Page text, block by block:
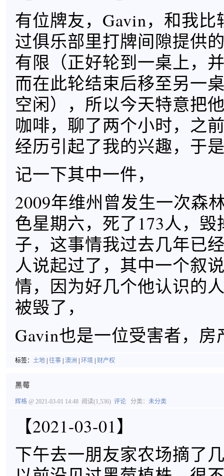
有位牌友，Gavin，和我比
过俱乐部里打牌间隙提供
有限（正好轮到一桌上，
而在此轮结束后移至另一
空闲），所以今天特意把
咖啡，聊了两个小时，之
经历引起了我的兴趣，于
记一下其中一件，
2009年维州曾发生一次森
色星期六，死了173人，毁
子，这事情我过去几年已
人说起过了，其中一个叙
情，因为好几个他认识的
被毁了，
Gavin也是一位受害者，房
标签： 土地 往事 澳洲 环境 财产权
黑莓
辉格 @ 2021-03-01 14:48 阅读(1,536) 评论 分类： 未分类
【2021-03-01】
下午去一朋友家农场摘了